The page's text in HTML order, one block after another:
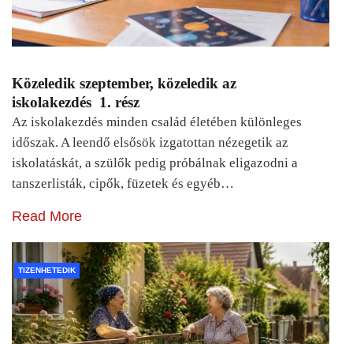
Közeledik szeptember, közeledik az
iskolakezdés 1. rész
Az iskolakezdés minden család életében különleges
időszak. A leendő elsősök izgatottan nézegetik az
iskolatáskát, a szülők pedig próbálnak eligazodni a
tanszerlisták, cipők, füzetek és egyéb…
Read More
TIZENHETEDIK